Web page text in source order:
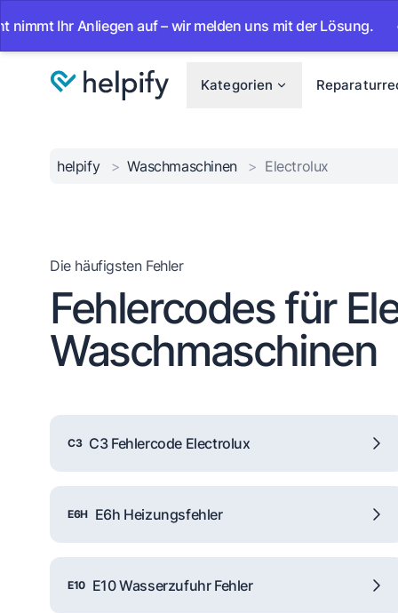
Anliegen auf – wir melden uns mit der Lösung. •
Kategorien
helpify > Waschmaschinen > Electrolux
Die häufigsten Fehler
Fehlercodes für
Waschmaschinen
C3 C3 Fehlercode Electrolux
E6H E6h Heizungsfehler
E10 E10 Wasserzufuhr Fehler